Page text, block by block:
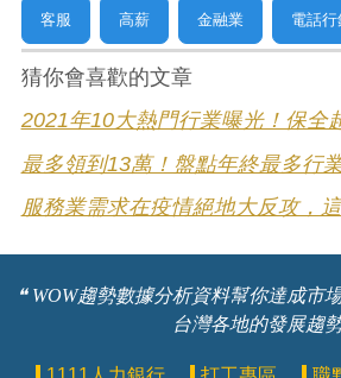
客服 高薪 金融業 電話行
猜你會喜歡的文章
2021年10大熱門行業曝光！保全
最多領到13萬！盤點年終最多行
服務業需求在疫情絕地大反攻，
❝ WOW趨勢數據分析資料幫你達成市
台灣各地的發展趨